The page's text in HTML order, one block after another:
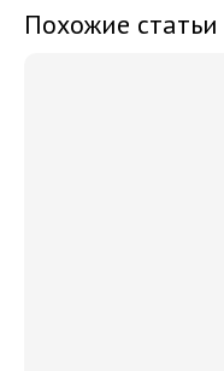
Похожие статьи